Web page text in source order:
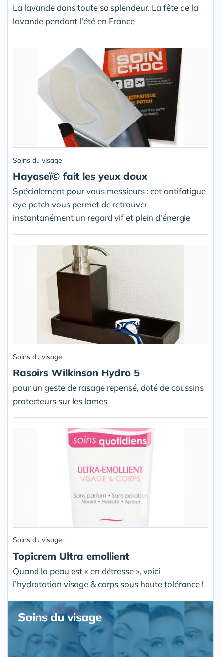
La lavande dans toute sa splendeur. La fête de la
lavande pendant l'été en France
Soins du visage
Hayaseï© fait les yeux doux
Spécialement pour vous messieurs : cet antifatigue
eye patch vous permet de retrouver
instantanément un regard vif et plein d'énergie
Soins du visage
Rasoirs Wilkinson Hydro 5
pour un geste de rasage repensé, doté de coussins
protecteurs sur les lames
Soins du visage
Topicrem Ultra emollient
Quand la peau est « en détresse », voici
l’hydratation visage & corps sous haute tolérance !
Soins du visage